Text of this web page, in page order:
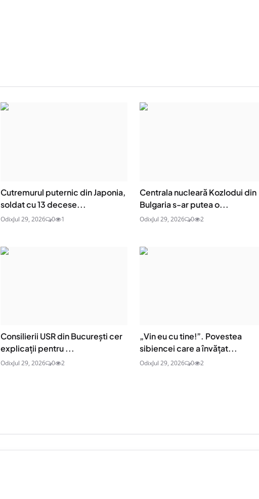
Cutremurul puternic din Japonia,
soldat cu 13 decese...
OdixJul 29, 2026 0 1
Centrala nucleară Kozlodui din
Bulgaria s-ar putea o...
OdixJul 29, 2026 0 2
Consilierii USR din București cer
explicații pentru ...
OdixJul 29, 2026 0 2
„Vin eu cu tine!”. Povestea
sibiencei care a învățat...
OdixJul 29, 2026 0 2